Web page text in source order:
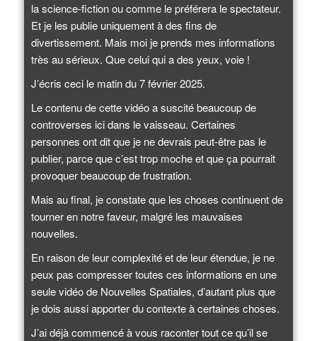
la science-fiction ou comme le préférera le spectateur.
Et je les publie uniquement à des fins de
divertissement. Mais moi je prends mes informations
très au sérieux. Que celui qui a des yeux, voie !
J’écris ceci le matin du 7 février 2025.
Le contenu de cette vidéo a suscité beaucoup de
controverses ici dans le vaisseau. Certaines
personnes ont dit que je ne devrais peut-être pas le
publier, parce que c’est trop moche et que ça pourrait
provoquer beaucoup de frustration.
Mais au final, je constate que les choses continuent de
tourner en notre faveur, malgré les mauvaises
nouvelles.
En raison de leur complexité et de leur étendue, je ne
peux pas compresser toutes ces informations en une
seule vidéo de Nouvelles Spatiales, d’autant plus que
je dois aussi apporter du contexte à certaines choses.
J’ai déjà commencé à vous raconter tout ce qu’il se